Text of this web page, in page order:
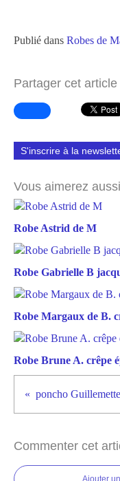
Publié dans Robes de
Partager cet article
S'inscrire à la
Vous aimerez
Robe Astrid de M
Robe Gabrielle B
Robe Margaux de B.
Robe Brune A. crêpe
Commenter cet
Ajouter